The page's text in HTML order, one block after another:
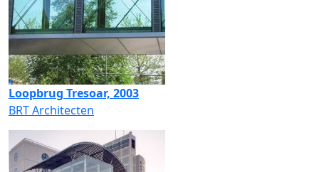
Loopbrug Tresoar, 2003
BRT Architecten